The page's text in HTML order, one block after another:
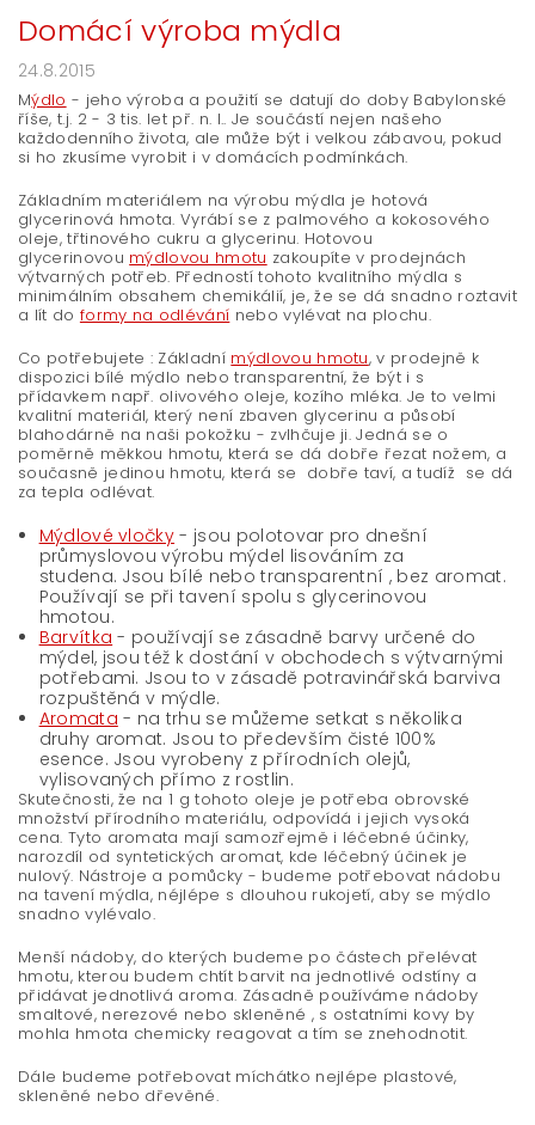
Domácí výroba mýdla
24.8.2015
Mýdlo - jeho výroba a použití se datují do doby Babylonské
říše, t.j. 2 - 3 tis. let př. n. l.. Je součástí nejen našeho
každodenního života, ale může být i velkou zábavou, pokud
si ho zkusíme vyrobit i v domácích podmínkách.
Základním materiálem na výrobu mýdla je hotová
glycerinová hmota. Vyrábí se z palmového a kokosového
oleje, třtinového cukru a glycerinu. Hotovou
glycerinovou mýdlovou hmotu zakoupíte v prodejnách
výtvarných potřeb. Předností tohoto kvalitního mýdla s
minimálním obsahem chemikálií, je, že se dá snadno roztavit
a lít do formy na odlévání nebo vylévat na plochu.
Co potřebujete : Základní mýdlovou hmotu, v prodejně k
dispozici bílé mýdlo nebo transparentní, že být i s
přídavkem např. olivového oleje, kozího mléka. Je to velmi
kvalitní materiál, který není zbaven glycerinu a působí
blahodárně na naši pokožku - zvlhčuje ji. Jedná se o
poměrně měkkou hmotu, která se dá dobře řezat nožem, a
současně jedinou hmotu, která se dobře taví, a tudíž se dá
za tepla odlévat.
Mýdlové vločky - jsou polotovar pro dnešní
průmyslovou výrobu mýdel lisováním za
studena. Jsou bílé nebo transparentní , bez aromat.
Používají se při tavení spolu s glycerinovou
hmotou.
Barvítka - používají se zásadně barvy určené do
mýdel, jsou též k dostání v obchodech s výtvarnými
potřebami. Jsou to v zásadě potravinářská barviva
rozpuštěná v mýdle.
Aromata - na trhu se můžeme setkat s několika
druhy aromat. Jsou to především čisté 100%
esence. Jsou vyrobeny z přírodních olejů,
vylisovaných přímo z rostlin.
Skutečnosti, že na 1 g tohoto oleje je potřeba obrovské
množství přírodního materiálu, odpovídá i jejich vysoká
cena. Tyto aromata mají samozřejmě i léčebné účinky,
narozdíl od syntetických aromat, kde léčebný účinek je
nulový. Nástroje a pomůcky - budeme potřebovat nádobu
na tavení mýdla, néjlépe s dlouhou rukojetí, aby se mýdlo
snadno vylévalo.
Menší nádoby, do kterých budeme po částech přelévat
hmotu, kterou budem chtít barvit na jednotlivé odstíny a
přidávat jednotlivá aroma. Zásadně používáme nádoby
smaltové, nerezové nebo skleněné , s ostatními kovy by
mohla hmota chemicky reagovat a tím se znehodnotit.
Dále budeme potřebovat míchátko nejlépe plastové,
skleněné nebo dřevěné.